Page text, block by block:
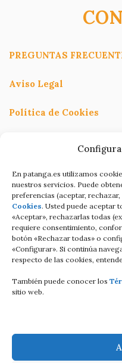
En patanga.es utilizamos
nuestros servicios. Puede
preferencias (aceptar,
Cookies. Usted puede aceptar
«Aceptar», rechazarlas todas
requiere consentimiento,
botón «Rechazar todas» o
«Configurar». Si continúa
respecto de las cookies,
También puede conocer los
sitio web.
PREGUNTAS
Aviso Legal
Política de Cookies
Términos y condiciones
Condiciones de
C/
Luanco
Tell:
Email: